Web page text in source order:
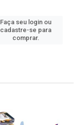
Faça seu login ou
cadastre-se para
comprar.